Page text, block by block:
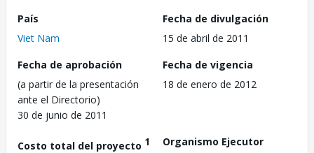
País
Viet Nam
Fecha de divulgación
15 de abril de 2011
Fecha de aprobación
(a partir de la presentación
ante el Directorio)
30 de junio de 2011
Fecha de vigencia
18 de enero de 2012
Costo total del proyecto 1
Organismo Ejecutor